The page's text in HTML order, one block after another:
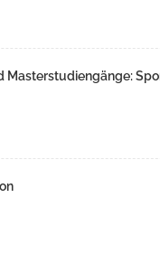
Masterstudiengänge: